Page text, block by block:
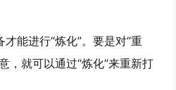
能进行“炼化”。要是对“重
，就可以通过“炼化”来重新打